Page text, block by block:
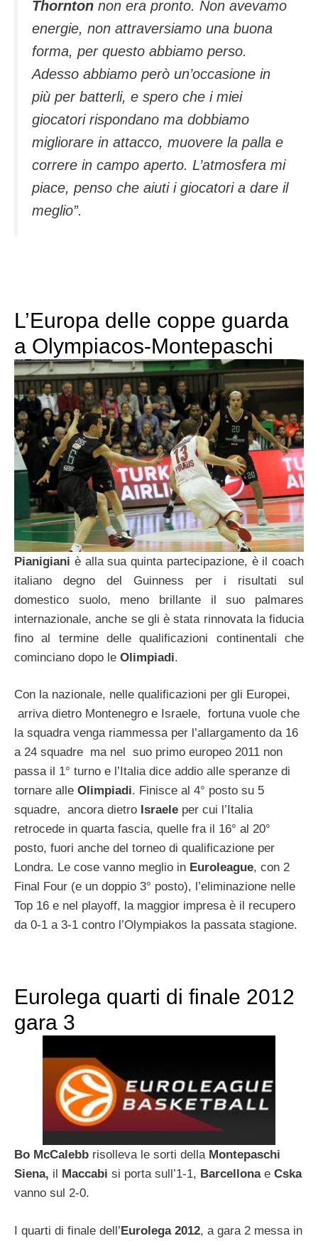
Thornton non era pronto. Non avevamo
energie, non attraversiamo una buona
forma, per questo abbiamo perso.
Adesso abbiamo però un’occasione in
più per batterli, e spero che i miei
giocatori rispondano ma dobbiamo
migliorare in attacco, muovere la palla e
correre in campo aperto. L’atmosfera mi
piace, penso che aiuti i giocatori a dare il
meglio”.
L’Europa delle coppe guarda
a Olympiacos-Montepaschi
Pianigiani è alla sua quinta partecipazione, è il coach
italiano degno del Guinness per i risultati sul
domestico suolo, meno brillante il suo palmares
internazionale, anche se gli è stata rinnovata la fiducia
fino al termine delle qualificazioni continentali che
cominciano dopo le Olimpiadi.
Con la nazionale, nelle qualificazioni per gli Europei,
arriva dietro Montenegro e Israele, fortuna vuole che
la squadra venga riammessa per l’allargamento da 16
a 24 squadre ma nel suo primo europeo 2011 non
passa il 1° turno e l’Italia dice addio alle speranze di
tornare alle Olimpiadi. Finisce al 4° posto su 5
squadre, ancora dietro Israele per cui l’Italia
retrocede in quarta fascia, quelle fra il 16° al 20°
posto, fuori anche del torneo di qualificazione per
Londra. Le cose vanno meglio in Euroleague, con 2
Final Four (e un doppio 3° posto), l’eliminazione nelle
Top 16 e nel playoff, la maggior impresa è il recupero
da 0-1 a 3-1 contro l’Olympiakos la passata stagione.
Eurolega quarti di finale 2012
gara 3
Bo McCalebb risolleva le sorti della Montepaschi
Siena, il Maccabi si porta sull’1-1, Barcellonae Cska
vanno sul 2-0.
I quarti di finale dell’Eurolega 2012, a gara 2 messa in